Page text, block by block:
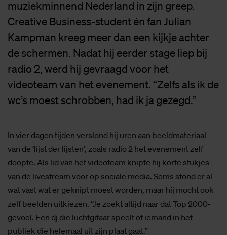
muziekminnend Nederland in zijn greep.
Creative Business-student én fan Julian
Kampman kreeg meer dan een kijkje achter
de schermen. Nadat hij eerder stage liep bij
radio 2, werd hij gevraagd voor het
videoteam van het evenement. “Zelfs als ik de
wc’s moest schrobben, had ik ja gezegd.”
In vier dagen tijden verslond hij uren aan beeldmateriaal
van de ‘lijst der lijsten’, zoals radio 2 het evenement zelf
doopte. Als lid van het videoteam knipte hij korte stukjes
van de livestream voor op sociale media. Soms stond er al
wat vast wat er geknipt moest worden, maar hij mocht ook
zelf beelden uitkiezen. “Je zoekt altijd naar dat Top 2000-
gevoel. Een dj die luchtgitaar speelt of iemand in het
publiek die helemaal uit zijn plaat gaat.”